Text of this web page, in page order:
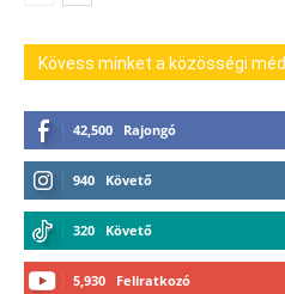
Kövess minket a közösségi
42,500 Rajongó
940 Követő
320 Követő
5,930 Feliratkozó